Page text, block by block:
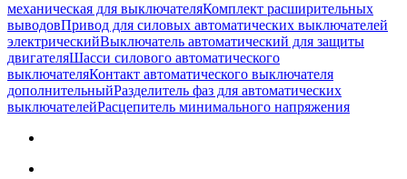
механическая для выключателяКомплект расширительных
выводовПривод для силовых автоматических выключателей
электрическийВыключатель автоматический для защиты
двигателяШасси силового автоматического
выключателяКонтакт автоматического выключателя
дополнительныйРазделитель фаз для автоматических
выключателейРасцепитель минимального напряжения